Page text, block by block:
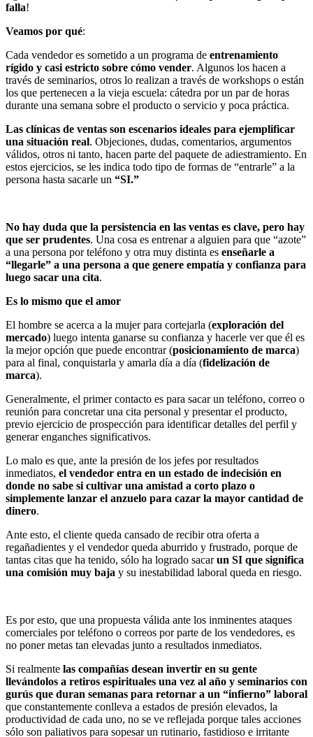
falla!
Veamos por qué:
Cada vendedor es sometido a un programa de entrenamiento
rígido y casi estricto sobre cómo vender. Algunos los hacen a
través de seminarios, otros lo realizan a través de workshops o están
los que pertenecen a la vieja escuela: cátedra por un par de horas
durante una semana sobre el producto o servicio y poca práctica.
Las clínicas de ventas son escenarios ideales para ejemplificar
una situación real. Objeciones, dudas, comentarios, argumentos
válidos, otros ni tanto, hacen parte del paquete de adiestramiento. En
estos ejercicios, se les indica todo tipo de formas de “entrarle” a la
persona hasta sacarle un “SI.”
No hay duda que la persistencia en las ventas es clave, pero hay
que ser prudentes. Una cosa es entrenar a alguien para que “azote”
a una persona por teléfono y otra muy distinta es enseñarle a
“llegarle” a una persona a que genere empatía y confianza para
luego sacar una cita.
Es lo mismo que el amor
El hombre se acerca a la mujer para cortejarla (exploración del
mercado) luego intenta ganarse su confianza y hacerle ver que él es
la mejor opción que puede encontrar (posicionamiento de marca)
para al final, conquistarla y amarla día a día (fidelización de
marca).
Generalmente, el primer contacto es para sacar un teléfono, correo o
reunión para concretar una cita personal y presentar el producto,
previo ejercicio de prospección para identificar detalles del perfil y
generar enganches significativos.
Lo malo es que, ante la presión de los jefes por resultados
inmediatos, el vendedor entra en un estado de indecisión en
donde no sabe si cultivar una amistad a corto plazo o
simplemente lanzar el anzuelo para cazar la mayor cantidad de
dinero.
Ante esto, el cliente queda cansado de recibir otra oferta a
regañadientes y el vendedor queda aburrido y frustrado, porque de
tantas citas que ha tenido, sólo ha logrado sacarun SI que significa
una comisión muy baja y su inestabilidad laboral queda en riesgo.
Es por esto, que una propuesta válida ante los inminentes ataques
comerciales por teléfono o correos por parte de los vendedores, es
no poner metas tan elevadas junto a resultados inmediatos.
Si realmente las compañías desean invertir en su gente
llevándolos a retiros espirituales una vez al año y seminarios con
gurús que duran semanas para retornar a un “infierno” laboral
que constantemente conlleva a estados de presión elevados, la
productividad de cada uno, no se ve reflejada porque tales acciones
sólo son paliativos para sopesar un rutinario, fastidioso e irritante